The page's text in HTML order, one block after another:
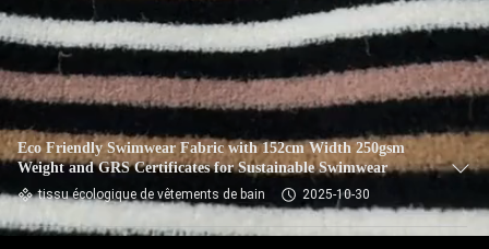
CONTACTEZ-
NOUS
NOUVELLES
CAS
Eco Friendly Swimwear Fabric with 152cm Width 250gsm
Weight and GRS Certificates for Sustainable Swimwear
tissu écologique de vêtements de bain 2025-10-30